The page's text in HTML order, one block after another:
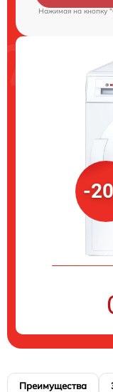
Нажимая на кнопку
-
Преимущества